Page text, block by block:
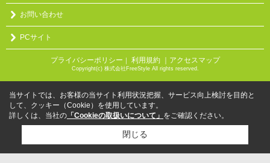
お問い合わせ
PCサイト
プライバシーポリシー 利用規約 ｜アクセスマップ
Copyright(c) 株式会社FreeStyle All rights reserved.
当サイトでは、お客様の当サイト利用状況把握、サービス向上検討を目的と
して、クッキー（Cookie）を使用しています。
詳しくは、当社の 「Cookieの取扱いについて」 をご確認ください。
閉じる